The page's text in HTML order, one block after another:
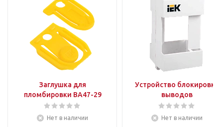
Заглушка для
пломбировки ВА47-29
Нет в наличии
Устройство блокировки
выводов
Нет в наличии